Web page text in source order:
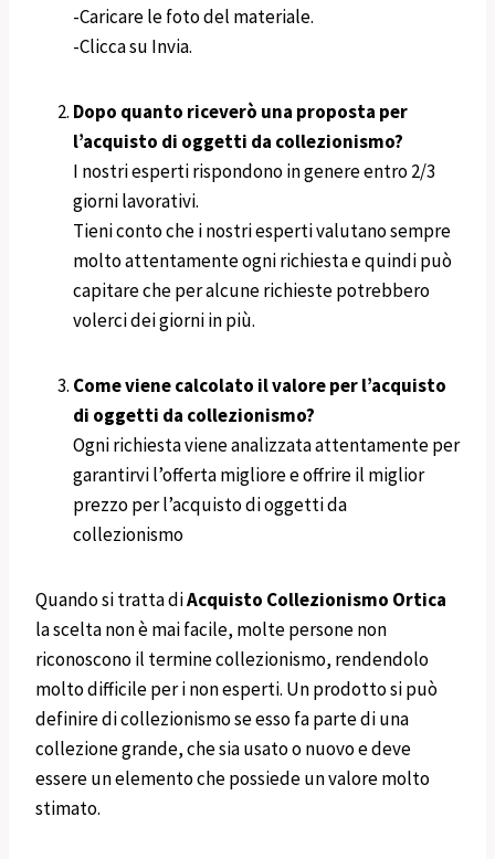
-Caricare le foto del materiale.
-Clicca su Invia.
Dopo quanto riceverò una proposta per
l’acquisto di oggetti da collezionismo?
I nostri esperti rispondono in genere entro 2/3
giorni lavorativi.
Tieni conto che i nostri esperti valutano sempre
molto attentamente ogni richiesta e quindi può
capitare che per alcune richieste potrebbero
volerci dei giorni in più.
Come viene calcolato il valore per l’acquisto
di oggetti da collezionismo?
Ogni richiesta viene analizzata attentamente per
garantirvi l’offerta migliore e offrire il miglior
prezzo per l’acquisto di oggetti da
collezionismo
Quando si tratta diAcquisto Collezionismo Ortica
la scelta non è mai facile, molte persone non
riconoscono il termine collezionismo, rendendolo
molto difficile per i non esperti. Un prodotto si può
definire di collezionismo se esso fa parte di una
collezione grande, che sia usato o nuovo e deve
essere un elemento che possiede un valore molto
stimato.